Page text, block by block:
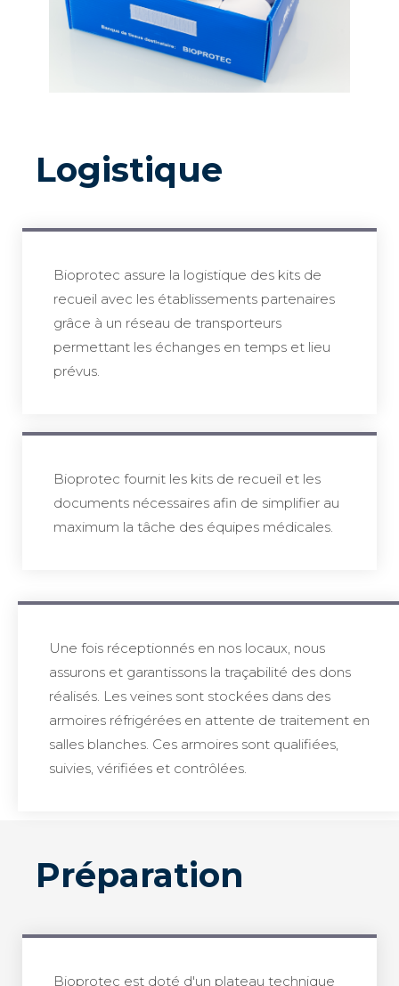
Logistique
Bioprotec assure la logistique des kits de
recueil avec les établissements partenaires
grâce à un réseau de transporteurs
permettant les échanges en temps et lieu
prévus.
Bioprotec fournit les kits de recueil et les
documents nécessaires afin de simplifier au
maximum la tâche des équipes médicales.
Une fois réceptionnés en nos locaux, nous
assurons et garantissons la traçabilité des dons
réalisés. Les veines sont stockées dans des
armoires réfrigérées en attente de traitement en
salles blanches. Ces armoires sont qualifiées,
suivies, vérifiées et contrôlées.
Préparation
Bioprotec est doté d'un plateau technique